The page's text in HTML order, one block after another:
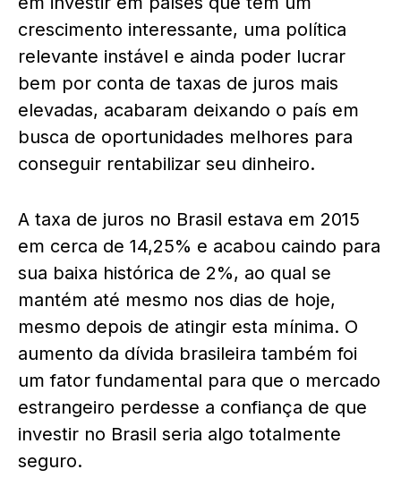
crescimento interessante, uma política
relevante instável e ainda poder lucrar
bem por conta de taxas de juros mais
elevadas, acabaram deixando o país em
busca de oportunidades melhores para
conseguir rentabilizar seu dinheiro.
A taxa de juros no Brasil estava em 2015
em cerca de 14,25% e acabou caindo para
sua baixa histórica de 2%, ao qual se
mantém até mesmo nos dias de hoje,
mesmo depois de atingir esta mínima. O
aumento da dívida brasileira também foi
um fator fundamental para que o mercado
estrangeiro perdesse a confiança de que
investir no Brasil seria algo totalmente
seguro.